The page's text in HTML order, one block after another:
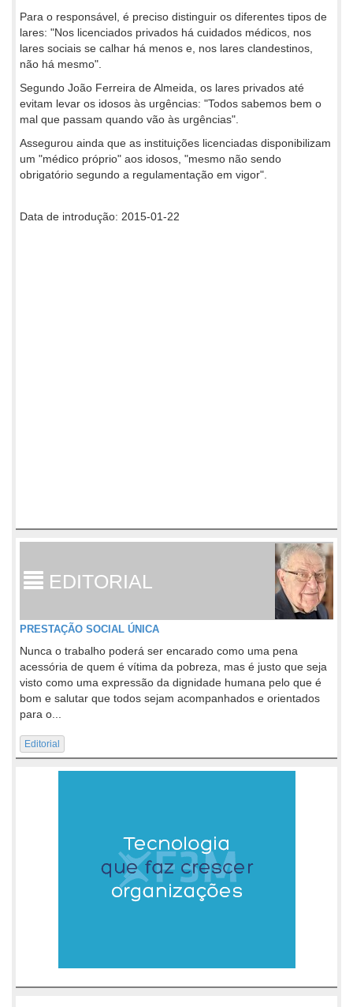
Para o responsável, é preciso distinguir os diferentes tipos de
lares: "Nos licenciados privados há cuidados médicos, nos
lares sociais se calhar há menos e, nos lares clandestinos,
não há mesmo".
Segundo João Ferreira de Almeida, os lares privados até
evitam levar os idosos às urgências: "Todos sabemos bem o
mal que passam quando vão às urgências".
Assegurou ainda que as instituições licenciadas disponibilizam
um "médico próprio" aos idosos, "mesmo não sendo
obrigatório segundo a regulamentação em vigor".
Data de introdução: 2015-01-22
EDITORIAL
PRESTAÇÃO SOCIAL ÚNICA
Nunca o trabalho poderá ser encarado como uma pena
acessória de quem é vítima da pobreza, mas é justo que seja
visto como uma expressão da dignidade humana pelo que é
bom e salutar que todos sejam acompanhados e orientados
para o...
Editorial